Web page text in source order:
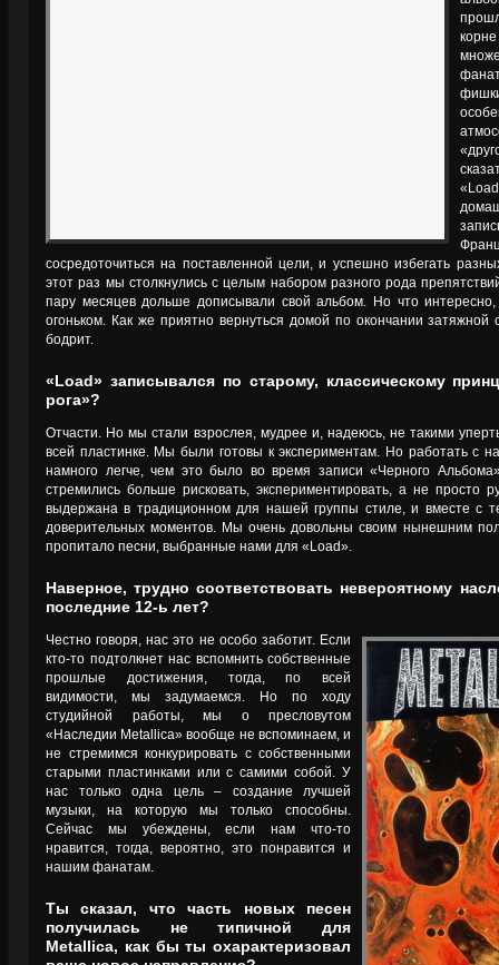
сосредоточиться на поставленной цели, и успешно избегать
этот раз мы столкнулись с целым набором разного рода
пару месяцев дольше дописывали свой альбом. Но что
огоньком. Как же приятно вернуться домой по окончании затяжной
бодрит.
«Load» записывался по старому, классическому
рога»?
Отчасти. Но мы стали взрослея, мудрее и, надеюсь, не такими
всей пластинке. Мы были готовы к экспериментам. Но работать с
намного легче, чем это было во время записи «Черного
стремились больше рисковать, экспериментировать, а не просто
выдержана в традиционном для нашей группы стиле, и вместе с
доверительных моментов. Мы очень довольны своим нынешним
пропитало песни, выбранные нами для «Load».
Наверное, трудно соответствовать невероятному
последние 12-ь лет?
Честно говоря, нас это не особо заботит. Если
кто-то подтолкнет нас вспомнить собственные
прошлые достижения, тогда, по всей
видимости, мы задумаемся. Но по ходу
студийной работы, мы о пресловутом
«Наследии Metallica» вообще не вспоминаем, и
не стремимся конкурировать с собственными
старыми пластинками или с самими собой. У
нас только одна цель – создание лучшей
музыки, на которую мы только способны.
Сейчас мы убеждены, если нам что-то
нравится, тогда, вероятно, это понравится и
нашим фанатам.
Ты сказал, что часть новых песен
получилась не типичной для
Metallica, как бы ты охарактеризовал